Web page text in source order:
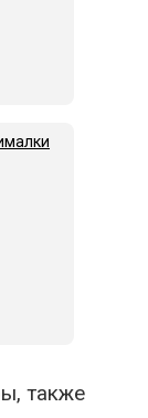
также